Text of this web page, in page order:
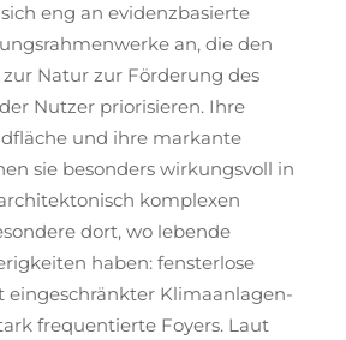
eng an evidenzbasierte
an, die den
Natur zur Förderung des
Nutzer priorisieren. Ihre
und ihre markante
sie besonders wirkungsvoll in
komplexen
dort, wo lebende
haben: fensterlose
eingeschränkter Klimaanlagen-
frequentierte Foyers. Laut